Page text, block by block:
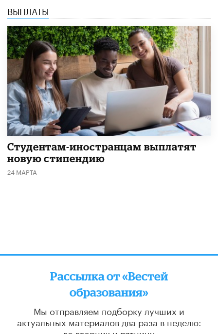
ВЫПЛАТЫ
Студентам-иностранцам выплатят
новую стипендию
24 МАРТА
Рассылка от «Вестей
образования»
Мы отправляем подборку лучших и
актуальных материалов два раза в неделю: